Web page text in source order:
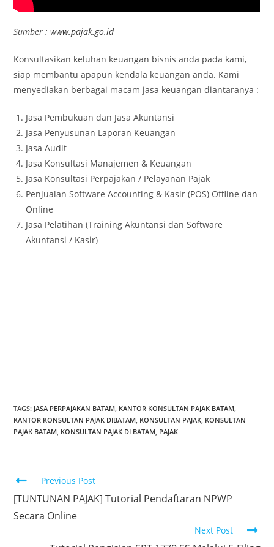
Sumber :www.pajak.go.id
Konsultasikan keluhan keuangan bisnis anda pada kami,
siap membantu apapun kendala keuangan anda. Kami
menyediakan berbagai macam jasa keuangan diantaranya :
Jasa Pembukuan dan Jasa Akuntansi
Jasa Penyusunan Laporan Keuangan
Jasa Audit
Jasa Konsultasi Manajemen & Keuangan
Jasa Konsultasi Perpajakan / Pelayanan Pajak
Penjualan Software Accounting & Kasir (POS) Offline dan
Online
Jasa Pelatihan (Training Akuntansi dan Software
Akuntansi / Kasir)
TAGS: JASA PERPAJAKAN BATAM, KANTOR KONSULTAN PAJAK BATAM,
KANTOR KONSULTAN PAJAK DIBATAM, KONSULTAN PAJAK, KONSULTAN
PAJAK BATAM, KONSULTAN PAJAK DI BATAM, PAJAK
Previous Post
[TUNTUNAN PAJAK] Tutorial Pendaftaran NPWP
Secara Online
Next Post